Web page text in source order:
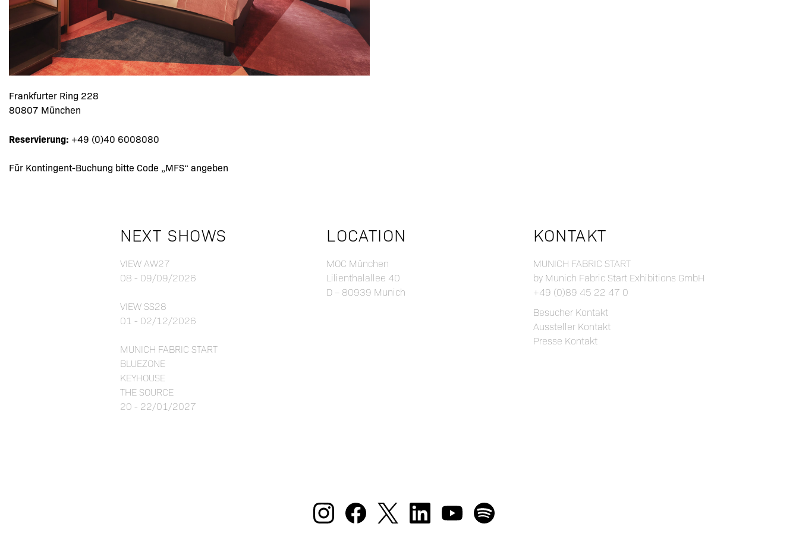
Frankfurter Ring 228
80807 München
Reservierung: +49 (0)40 6008080
Für Kontingent-Buchung bitte Code „MFS“ angeben
NEXT SHOWS
VIEW AW27
08 - 09/09/2026
VIEW SS28
01 - 02/12/2026
MUNICH FABRIC START
BLUEZONE
KEYHOUSE
THE SOURCE
20 - 22/01/2027
LOCATION
MOC München
Lilienthalallee 40
D – 80939 Munich
KONTAKT
MUNICH FABRIC START
by Munich Fabric Start Exhibitions GmbH
+49 (0)89 45 22 47 0
Besucher Kontakt
Aussteller Kontakt
Presse Kontakt